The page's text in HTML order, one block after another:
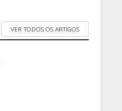
VER TODOS OS ARTIGOS